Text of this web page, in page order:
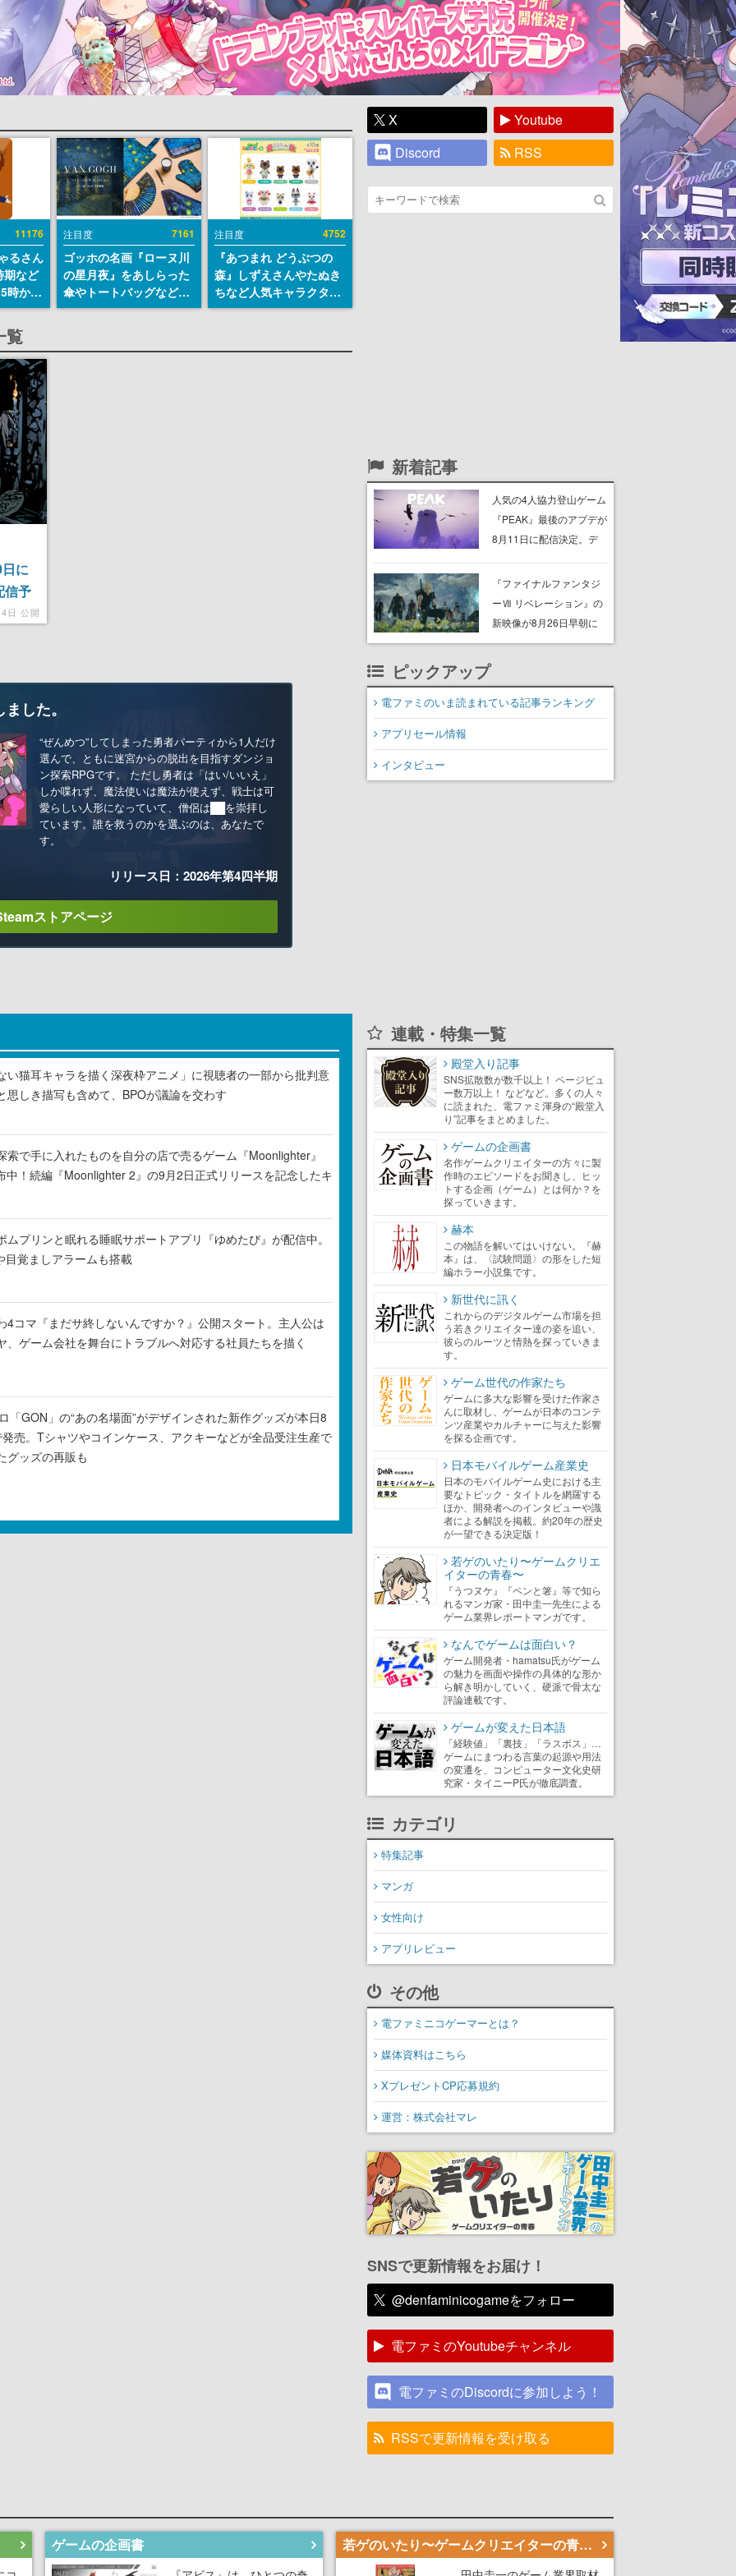
11176
るさん
期など
時から
注目度 7161
ゴッホの名画『ローヌ川
の星月夜』をあしらった
傘やトートバッグなどが
登場。8月7日21時より2
注目度 4752
『あつまれ どうぶつの
森』しずえさんやたぬき
ちなど人気キャラクター
のフロッキードールが9
覧
に
信予
倒さ
日 公開
した。
“ぜんめつ”してしまった勇者パーティから1人だけ
選んで、ともに迷宮からの脱出を目指すダンジョ
ン探索RPGです。 ただし勇者は「はい/いいえ」
しか喋れず、魔法使いは魔法が使えず、戦士は可
愛らしい人形になっていて、僧侶は██を崇拝し
ています。誰を救うのかを選ぶのは、あなたで
す。
リリース日：2026年第4四半期
ストアページ
い猫耳キャラを描く深夜枠アニメ」に視聴者の一部から批判意
思しき描写も含めて、BPOが議論を交わす
索で手に入れたものを自分の店で売るゲーム『Moonlighter』
中！続編『Moonlighter 2』の9月2日正式リリースを記念したキ
ムプリンと眠れる睡眠サポートアプリ『ゆめたび』が配信中。
目覚ましアラームも搭載
4コマ『まだサ終しないんですか？』公開スタート。主人公は
、ゲーム会社を舞台にトラブルへ対応する社員たちを描く
「GON」の“あの名場面”がデザインされた新作グッズが本日8
売。Tシャツやコインケース、アクキーなどが全品受注生産で
グッズの再販も
X
Youtube
Discord
RSS
新着記事
人気の4人協力登山ゲーム
『PEAK』最後のアプデが
8月11日に配信決定。デ
れた“塔“のバイオーム
「GLOOM」と「THE
CITADEL」が登場し、火
『ファイナルファンタジ
ーⅦ リベレーション』の
新映像が8月26日早朝に
公開へ。『FF7』リメイ
ニングナイトライブにて
ディレクターの浜口直樹
ピックアップ
電ファミのいま読まれている記事ランキング
アプリセール情報
インタビュー
連載・特集一覧
殿堂入り記事
SNS拡散数が数千以上！ ページビュ
ー数万以上！ などなど。多くの人々
に読まれた、電ファミ渾身の“殿堂入
り”記事をまとめました。
ゲームの企画書
名作ゲームクリエイターの方々に製
作時のエピソードをお聞きし、ヒッ
トする企画（ゲーム）とは何か？を
探っていきます。
赫本
この物語を解いてはいけない。『赫
本』は、〈試験問題〉の形をした短
編ホラー小説集です。
新世代に訊く
これからのデジタルゲーム市場を担
う若きクリエイター達の姿を追い、
彼らのルーツと情熱を探っていきま
す。
ゲーム世代の作家たち
ゲームに多大な影響を受けた作家さ
んに取材し、ゲームが日本のコンテ
ンツ産業やカルチャーに与えた影響
を探る企画です。
日本モバイルゲーム産業史
日本のモバイルゲーム史における主
要なトピック・タイトルを網羅する
ほか、開発者へのインタビューや識
者による解説を掲載。約20年の歴史
が一望できる決定版！
若ゲのいたり〜ゲームクリエ
イターの青春〜
『うつヌケ』『ペンと箸』等で知ら
れるマンガ家・田中圭一先生による
ゲーム業界レポートマンガです。
なんでゲームは面白い？
ゲーム開発者・hamatsu氏がゲーム
の魅力を画面や操作の具体的な形か
ら解き明かしていく、硬派で骨太な
評論連載です。
ゲームが変えた日本語
「経験値」「裏技」「ラスボス」…
ゲームにまつわる言葉の起源や用法
の変遷を、コンピューター文化史研
究家・タイニーP氏が徹底調査。
カテゴリ
特集記事
マンガ
女性向け
アプリレビュー
その他
電ファミニコゲーマーとは？
媒体資料はこちら
XプレゼントCP応募規約
運営：株式会社マレ
SNSで更新情報をお届け！
@denfaminicogameをフォロー
電ファミのYoutubeチャンネル
電ファミのDiscordに参加しよう！
RSSで更新情報を受け取る
ゲームの企画書 若ゲのいたり〜ゲームクリエイターの青春〜